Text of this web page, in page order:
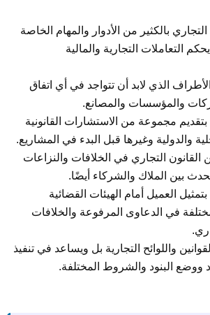
بالكثير من الأدوار والمهام الخاصة
التعاملات التجارية والمالية
الذي لابد أن تتواجد في أي اتفاق
والمؤسسات والمصانع.
مجموعة من الاستشارات القانونية
والدولية وغيرها قبل البدء في المشاريع.
القانون التجاري في الخلافات والنزاعات
تحدث بين الملاك والشركاء أيضًا.
العميل أمام الهيئات القضائية
في الدعاوى المرفوعة والخلافات
واللوائح التجارية بل ويساعد في تنفيذ
ووضع البنود والشروط المختلفة.